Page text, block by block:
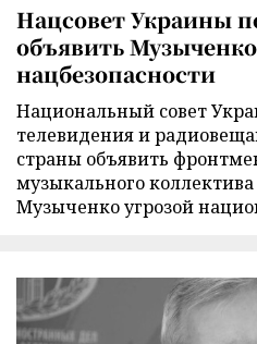
Нацсовет Украины
объявить
нацбезопасности
Национальный совет
телевидения и
страны объявить
музыкального
Музыченко угрозой